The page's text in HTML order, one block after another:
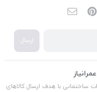
ارسال
ساختمانی با هدف ارسال کالاهای